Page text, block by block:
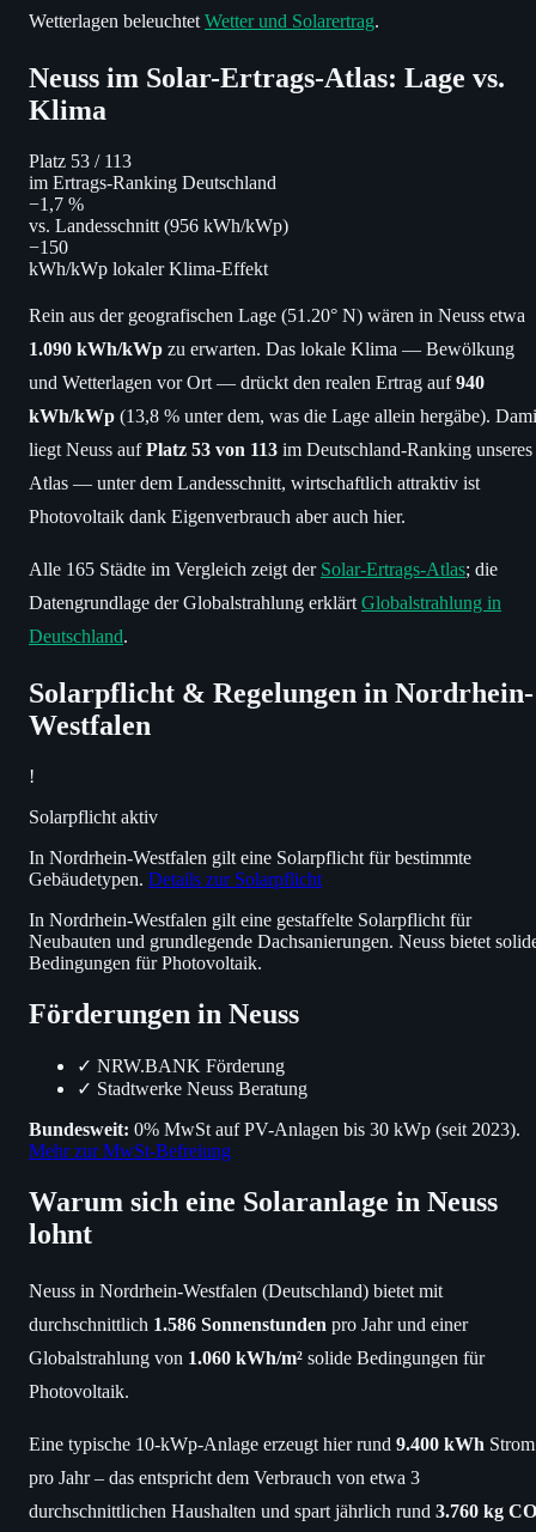
Wetterlagen beleuchtet Wetter und Solarertrag.
Neuss im Solar-Ertrags-Atlas: Lage vs.
Klima
Platz 53 / 113
im Ertrags-Ranking Deutschland
−1,7 %
vs. Landesschnitt (956 kWh/kWp)
−150
kWh/kWp lokaler Klima-Effekt
Rein aus der geografischen Lage (51.20° N) wären in Neuss etwa
1.090 kWh/kWp zu erwarten. Das lokale Klima — Bewölkung
und Wetterlagen vor Ort — drückt den realen Ertrag auf940
kWh/kWp (13,8 % unter dem, was die Lage allein hergäbe).
liegt Neuss aufPlatz 53 von 113 im Deutschland-Ranking unseres
Atlas — unter dem Landesschnitt, wirtschaftlich attraktiv ist
Photovoltaik dank Eigenverbrauch aber auch hier.
Alle 165 Städte im Vergleich zeigt der Solar-Ertrags-Atlas; die
Datengrundlage der Globalstrahlung erklärt Globalstrahlung in
Deutschland.
Solarpflicht & Regelungen in Nordrhein-
Westfalen
!
Solarpflicht aktiv
In Nordrhein-Westfalen gilt eine Solarpflicht für bestimmte
Gebäudetypen. Details zur Solarpflicht
In Nordrhein-Westfalen gilt eine gestaffelte Solarpflicht für
Neubauten und grundlegende Dachsanierungen. Neuss bietet
Bedingungen für Photovoltaik.
Förderungen in Neuss
✓ NRW.BANK Förderung
✓ Stadtwerke Neuss Beratung
Bundesweit: 0% MwSt auf PV-Anlagen bis 30 kWp (seit 2023).
Mehr zur MwSt-Befreiung
Warum sich eine Solaranlage in Neuss
lohnt
Neuss in Nordrhein-Westfalen (Deutschland) bietet mit
durchschnittlich 1.586 Sonnenstunden pro Jahr und einer
Globalstrahlung von 1.060 kWh/m² solide Bedingungen für
Photovoltaik.
Eine typische 10-kWp-Anlage erzeugt hier rund 9.400 kWh Strom
pro Jahr – das entspricht dem Verbrauch von etwa 3
durchschnittlichen Haushalten und spart jährlich rund 3.760 kg